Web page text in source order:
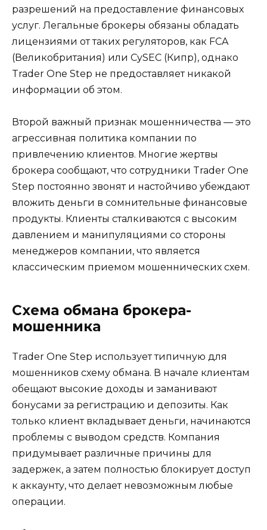
разрешений на предоставление финансовых
услуг. Легальные брокеры обязаны обладать
лицензиями от таких регуляторов, как FCA
(Великобритания) или CySEC (Кипр), однако
Trader One Step не предоставляет никакой
информации об этом.
Второй важный признак мошенничества — это
агрессивная политика компании по
привлечению клиентов. Многие жертвы
брокера сообщают, что сотрудники Trader One
Step постоянно звонят и настойчиво убеждают
вложить деньги в сомнительные финансовые
продукты. Клиенты сталкиваются с высоким
давлением и манипуляциями со стороны
менеджеров компании, что является
классическим приемом мошеннических схем.
Схема обмана брокера-
мошенника
Trader One Step использует типичную для
мошенников схему обмана. В начале клиентам
обещают высокие доходы и заманивают
бонусами за регистрацию и депозиты. Как
только клиент вкладывает деньги, начинаются
проблемы с выводом средств. Компания
придумывает различные причины для
задержек, а затем полностью блокирует доступ
к аккаунту, что делает невозможным любые
операции.